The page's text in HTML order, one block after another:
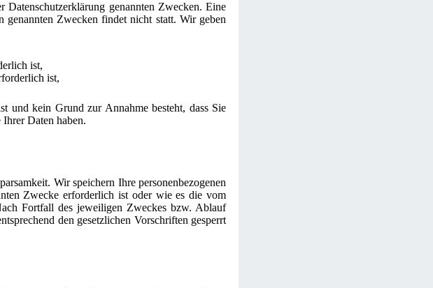
Datenschutzerklärung genannten Zwecken. Eine
Zwecken findet nicht statt. Wir geben
ist,
ist,
und kein Grund zur Annahme besteht, dass Sie
Daten haben.
Wir speichern Ihre personenbezogenen
Zwecke erforderlich ist oder wie es die vom
Fortfall des jeweiligen Zweckes bzw. Ablauf
den gesetzlichen Vorschriften gesperrt